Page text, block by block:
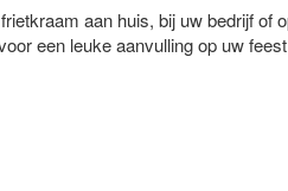
aan huis, bij uw bedrijf
een leuke aanvulling op uw